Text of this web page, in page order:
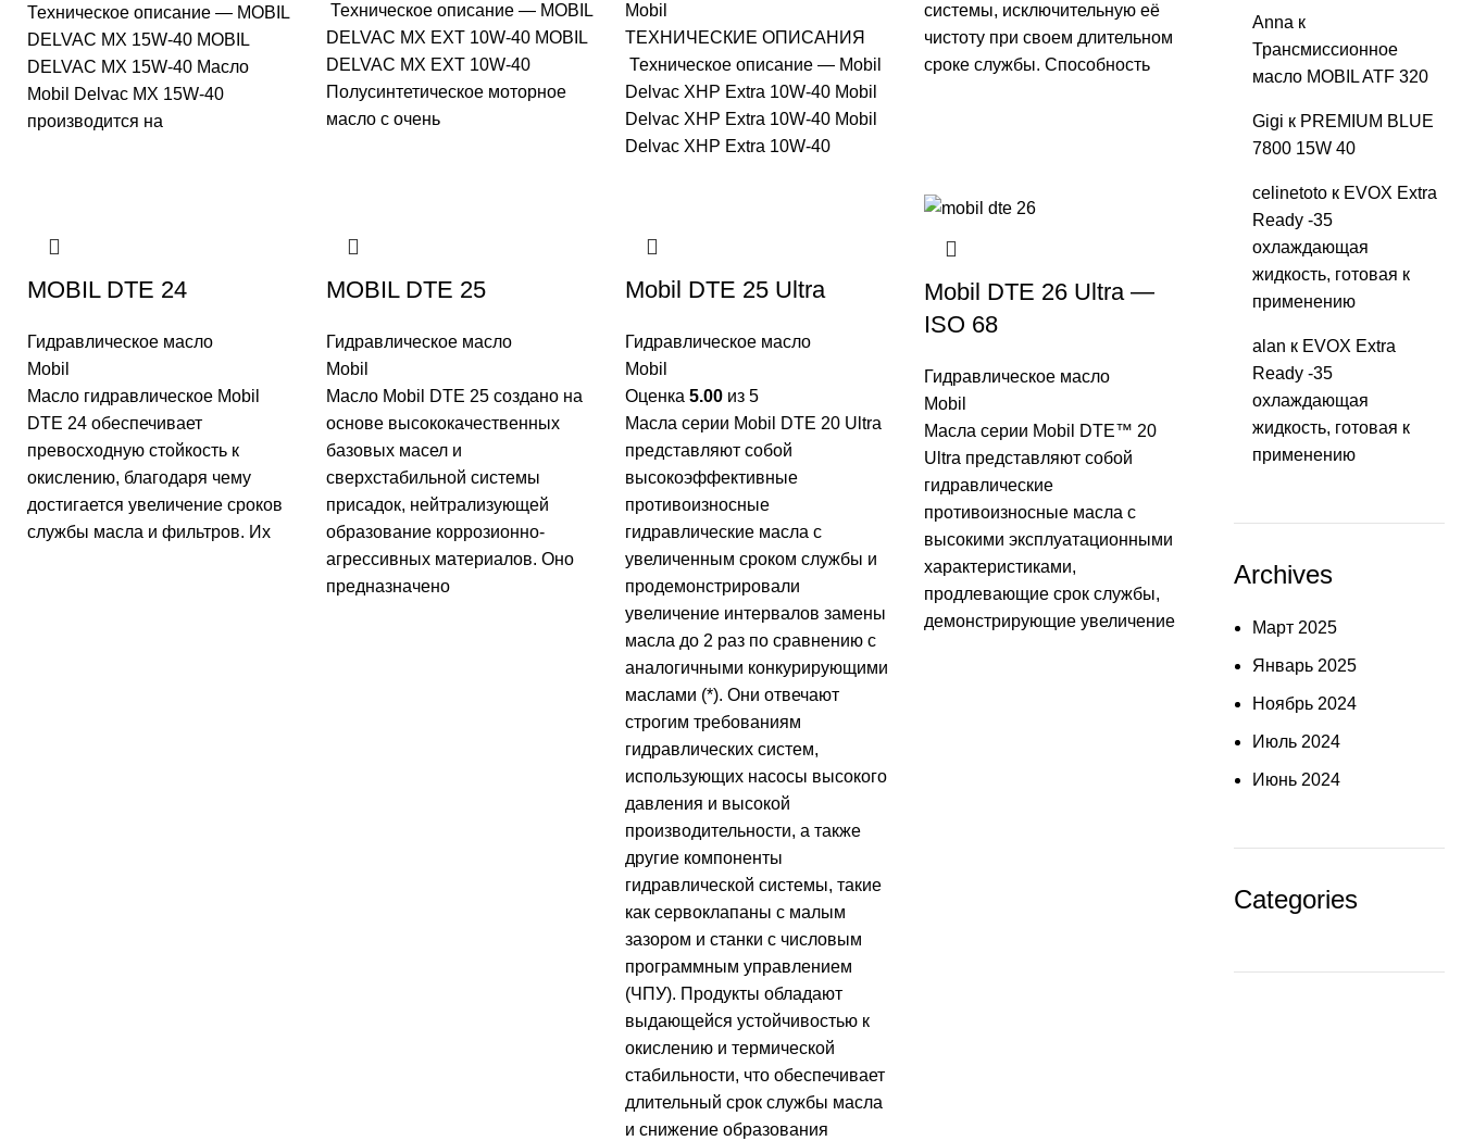
Техническое описание — MOBIL
DELVAC MX 15W-40 MOBIL
DELVAC MX 15W-40 Масло
Mobil Delvac MX 15W-40
производится на
Техническое описание — MOBIL
DELVAC MX EXT 10W-40 MOBIL
DELVAC MX EXT 10W-40
Полусинтетическое моторное
масло с очень
Mobil
ТЕХНИЧЕСКИЕ ОПИСАНИЯ
Техническое описание — Mobil
Delvac XHP Extra 10W-40 Mobil
Delvac XHP Extra 10W-40 Mobil
Delvac XHP Extra 10W-40
системы, исключительную её
чистоту при своем длительном
сроке службы. Способность
MOBIL DTE 24
Гидравлическое масло
Mobil
Масло гидравлическое Mobil
DTE 24 обеспечивает
превосходную стойкость к
окислению, благодаря чему
достигается увеличение сроков
службы масла и фильтров. Их
MOBIL DTE 25
Гидравлическое масло
Mobil
Масло Mobil DTE 25 создано на
основе высококачественных
базовых масел и
сверхстабильной системы
присадок, нейтрализующей
образование коррозионно-
агрессивных материалов. Оно
предназначено
Mobil DTE 25 Ultra
Гидравлическое масло
Mobil
Оценка 5.00 из 5
Масла серии Mobil DTE 20 Ultra
представляют собой
высокоэффективные
противоизносные
гидравлические масла с
увеличенным сроком службы и
продемонстрировали
увеличение интервалов замены
масла до 2 раз по сравнению с
аналогичными конкурирующими
маслами (*). Они отвечают
строгим требованиям
гидравлических систем,
использующих насосы высокого
давления и высокой
производительности, а также
другие компоненты
гидравлической системы, такие
как сервоклапаны с малым
зазором и станки с числовым
программным управлением
(ЧПУ). Продукты обладают
выдающейся устойчивостью к
окислению и термической
стабильности, что обеспечивает
длительный срок службы масла
и снижение образования
Mobil DTE 26 Ultra —
ISO 68
Гидравлическое масло
Mobil
Масла серии Mobil DTE™ 20
Ultra представляют собой
гидравлические
противоизносные масла с
высокими эксплуатационными
характеристиками,
продлевающие срок службы,
демонстрирующие увеличение
Anna к
Трансмиссионное
масло MOBIL ATF 320
Gigi к PREMIUM BLUE
7800 15W 40
celinetoto к EVOX Extra
Ready -35
охлаждающая
жидкость, готовая к
применению
alan к EVOX Extra
Ready -35
охлаждающая
жидкость, готовая к
применению
Archives
Март 2025
Январь 2025
Ноябрь 2024
Июль 2024
Июнь 2024
Categories